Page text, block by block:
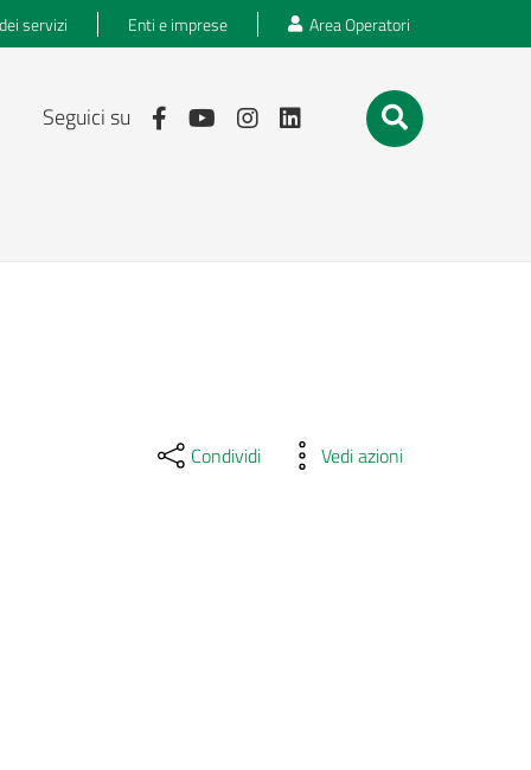
servizi Enti e imprese Area Operatori
Seguici su
Condividi Vedi azioni